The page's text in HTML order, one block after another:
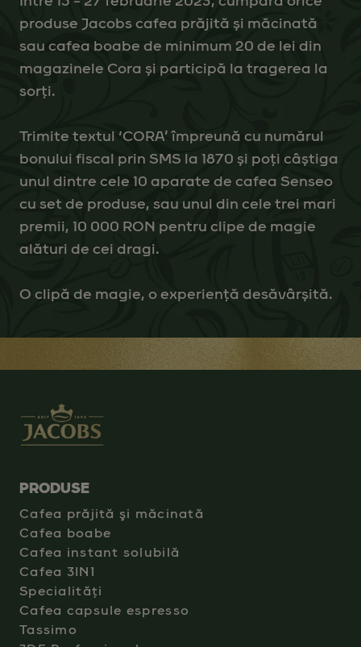
produse Jacobs cafea prăjită și măcinată
sau cafea boabe de minimum 20 de lei din
magazinele Cora și participă la tragerea la
sorți.
Trimite textul ‘CORA’ împreună cu numărul
bonului fiscal prin SMS la 1870 și poți câștiga
unul dintre cele 10 aparate de cafea Senseo
cu set de produse, sau unul din cele trei mari
premii, 10 000 RON pentru clipe de magie
alături de cei dragi.
O clipă de magie, o experiență desăvârșită.
PRODUSE
Cafea prăjită şi măcinată
Cafea boabe
Cafea instant solubilă
Cafea 3IN1
Specialități
Cafea capsule espresso
Tassimo